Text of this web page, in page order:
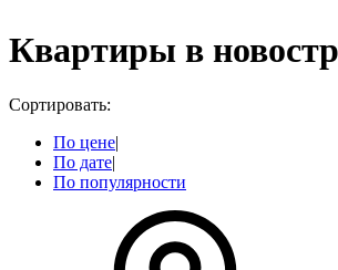
Квартиры в
Сортировать:
По цене|
По дате|
По популярности